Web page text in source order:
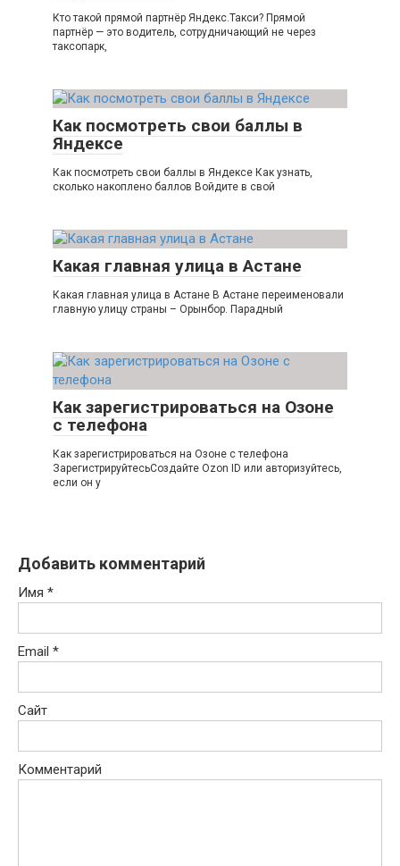
Кто такой прямой партнёр Яндекс.Такси? Прямой
партнёр — это водитель, сотрудничающий не через
таксопарк,
Как посмотреть свои баллы в
Яндексе
Как посмотреть свои баллы в Яндексе Как узнать,
сколько накоплено баллов Войдите в свой
Какая главная улица в Астане
Какая главная улица в Астане В Астане переименовали
главную улицу страны – Орынбор. Парадный
Как зарегистрироваться на Озоне
с телефона
Как зарегистрироваться на Озоне с телефона
ЗарегистрируйтесьСоздайте Ozon ID или авторизуйтесь,
если он у
Добавить комментарий
Имя *
Email *
Сайт
Комментарий